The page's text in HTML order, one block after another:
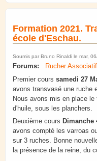
Formation 2021.
école d'Eschau.
Soumis par Bruno Rinaldi le mar,
Forums:
Rucher
Premier cours samedi 27
avons transvasé une ruche
Nous avons mis en place
d'huile, sous les planchers.
Deuxième cours Dimanche
avons compté les varroas
sur 3 ruches. Bonne
la présence de la reine, du